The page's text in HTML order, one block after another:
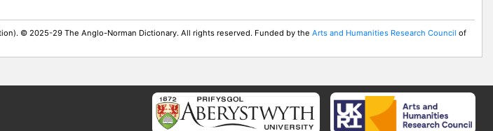
© 2025-29 The Anglo-Norman Dictionary. All rights reserved. Funded by the Arts and Humanities Research Council of